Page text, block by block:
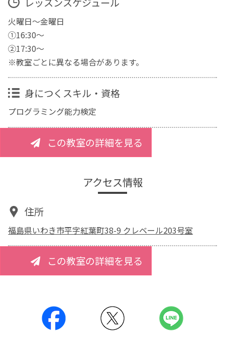
火曜日～金曜日
①16:30～
②17:30～
※教室ごとに異なる場合があります。
身につくスキル・資格
プログラミング能力検定
この教室の詳細を見る
アクセス情報
住所
福島県いわき市平字紅葉町38-9 クレベール203号室
この教室の詳細を見る